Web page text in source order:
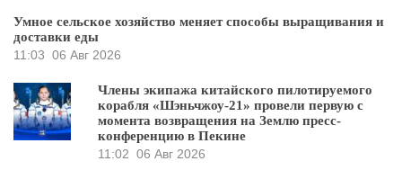
Умное сельское хозяйство меняет способы выращивания и
доставки еды
11:03 06 Авг 2026
Члены экипажа китайского пилотируемого
корабля «Шэньчжоу-21» провели первую с
момента возвращения на Землю пресс-
конференцию в Пекине
11:02 06 Авг 2026